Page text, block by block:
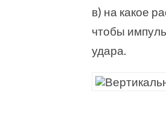
в) на какое
чтобы
удара.